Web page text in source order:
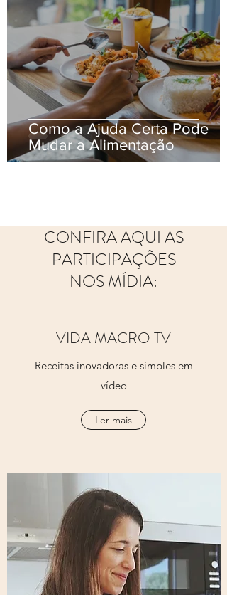
Como a Ajuda Certa Pode
Mudar a Alimentação
CONFIRA AQUI AS
PARTICIPAÇÕES
NOS MÍDIA:
VIDA MACRO TV
Receitas inovadoras e simples em
vídeo
Ler mais